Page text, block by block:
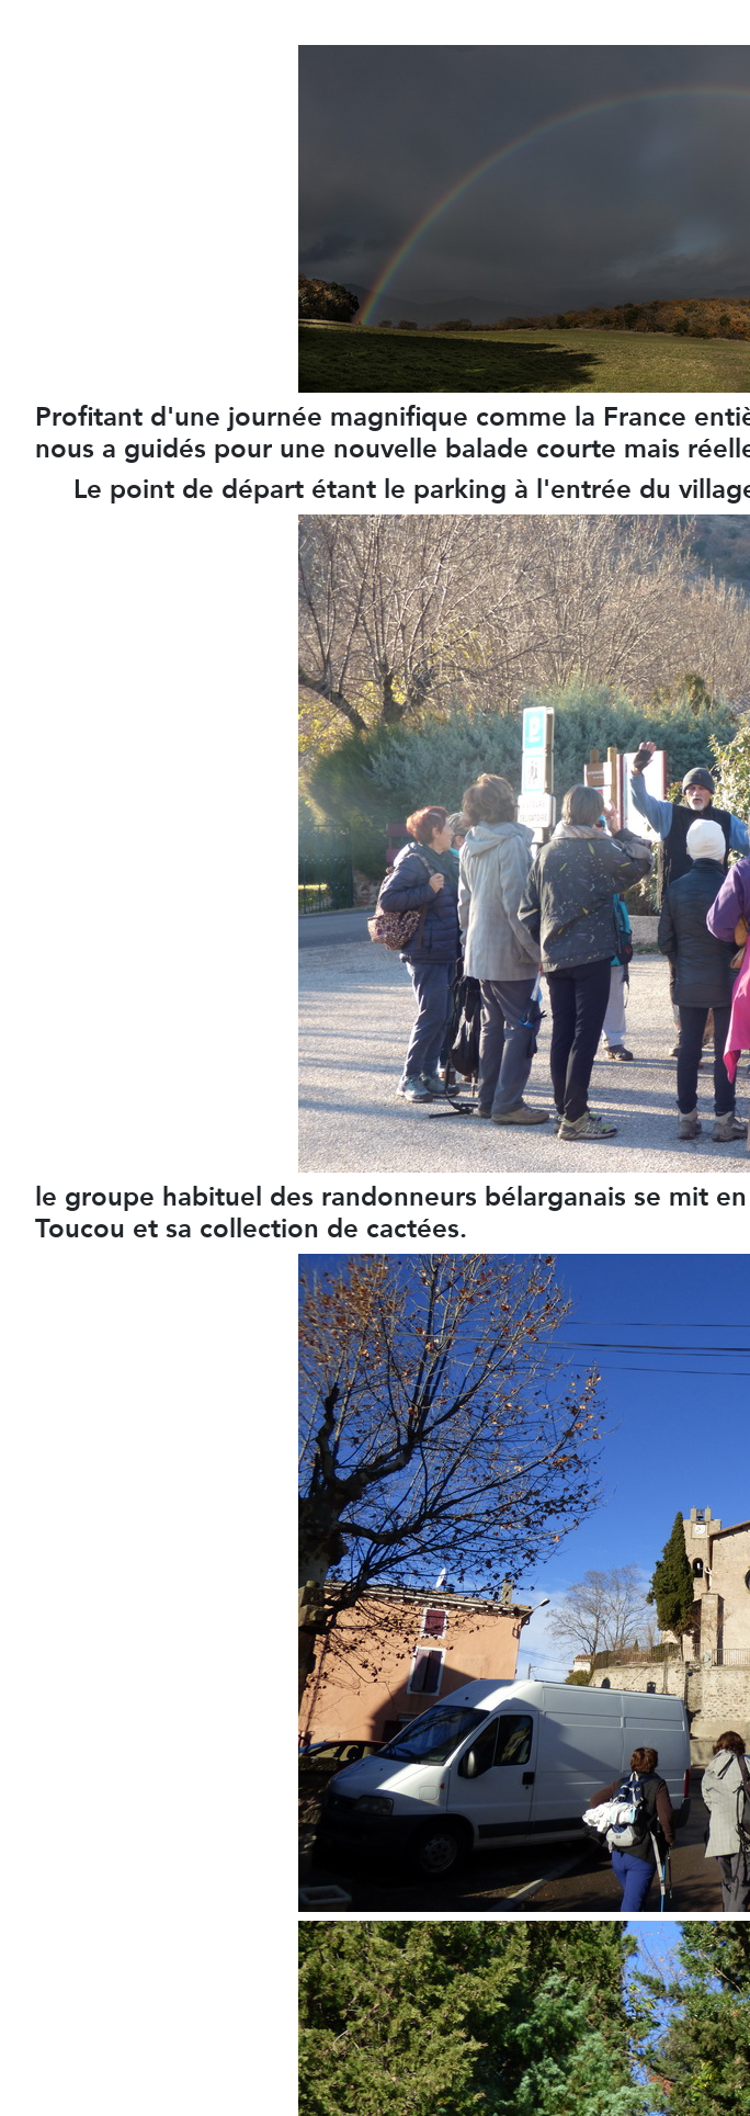
Profitant d'une journée magnifique comme la France
nous a guidés pour une nouvelle balade courte mais
Le point de départ étant le parking à l'entrée du
le groupe habituel des randonneurs bélarganais se mit
Toucou et sa collection de cactées.